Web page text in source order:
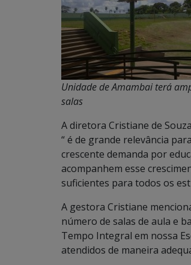
Unidade de Amambai terá
salas
A diretora Cristiane de
“ é de grande relevância
crescente demanda por
acompanhem esse
suficientes para todos os
A gestora Cristiane
número de salas de aula e
Tempo Integral em nossa
atendidos de maneira